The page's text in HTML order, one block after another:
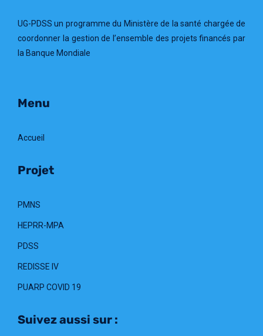
UG-PDSS un programme du Ministère de la santé chargée de
coordonner la gestion de l’ensemble des projets financés par
la Banque Mondiale
Menu
Accueil
Projet
PMNS
HEPRR-MPA
PDSS
REDISSE IV
PUARP COVID 19
Suivez aussi sur :